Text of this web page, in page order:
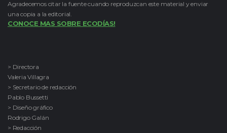
Agradecemos citar la fuente cuando reproduzcan este material y enviar
una copia a la editorial.
CONOCE MAS SOBRE ECODÍAS!
> Directora
Valeria Villagra
> Secretario de redacción
Pablo Bussetti
> Diseño gráfico
Rodrigo Galán
> Redacción